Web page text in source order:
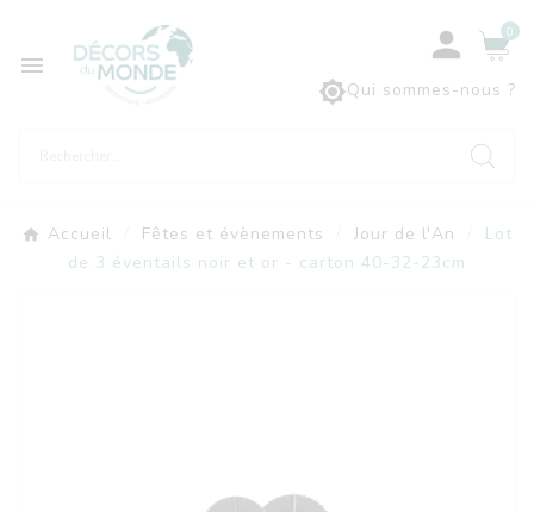

Qui sommes-nous ?
 0
Accueil Fêtes et évènements Jour de l'An
Lot
de 3 éventails noir et or - carton 40-32-23cm